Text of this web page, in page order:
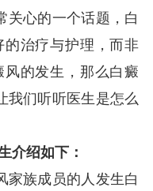
关心的一个话题，白
治疗与护理，而非
的发生，那么白癜
我们听听医生是怎么
绍如下：
族成员的人发生白